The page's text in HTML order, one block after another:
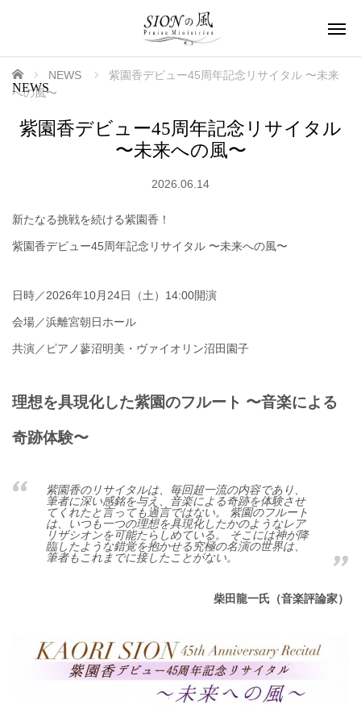
NEWS
ホーム NEWS
紫園香デビュー45周年記念リサイタル 〜未来
への風〜
紫園香デビュー45周年記念リサイタル
〜未来への風〜
2026.06.14
新たなる挑戦を続ける紫園香！
紫園香デビュー45周年記念リサイタル 〜未来への風〜
日時／2026年10月24日（土）14:00開演
会場／浜離宮朝日ホール
共演／ピアノ蓼沼明美・ヴァイオリン沼田園子
理想を具現化した紫園のフルート 〜音楽による
奇跡体験〜
紫園香のリサイタルは、毎回超一流の内容であり、
筆者に深い感銘を与え、音楽による奇跡を体験させ
てくれたと言っても過言ではない。 紫園のフルート
は、いつも一つの理想を具現化したかのようなレア
リザシオンを可能たらしめている。 そこには神が降
臨したような錯覚を抱かせる究極の名演の世界は、
筆者もこれまでに接したことがない。
柴田龍一氏（音楽評論家）